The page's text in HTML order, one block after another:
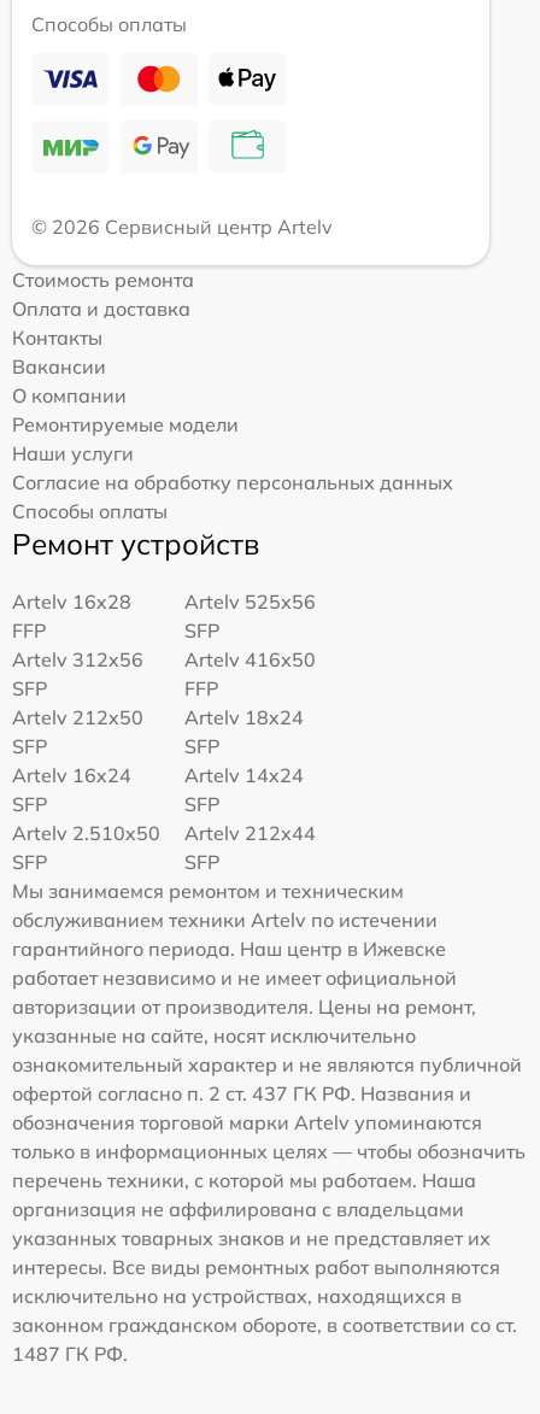
Способы оплаты
© 2026 Сервисный центр Artelv
Стоимость ремонта
Оплата и доставка
Контакты
Вакансии
О компании
Ремонтируемые модели
Наши услуги
Согласие на обработку персональных данных
Способы оплаты
Ремонт устройств
Artelv 16x28
FFP
Artelv 525x56
SFP
Artelv 312x56
SFP
Artelv 416x50
FFP
Artelv 212x50
SFP
Artelv 18x24
SFP
Artelv 16x24
SFP
Artelv 14x24
SFP
Artelv 2.510x50
SFP
Artelv 212x44
SFP
Мы занимаемся ремонтом и техническим
обслуживанием техники Artelv по истечении
гарантийного периода. Наш центр в Ижевске
работает независимо и не имеет официальной
авторизации от производителя. Цены на ремонт,
указанные на сайте, носят исключительно
ознакомительный характер и не являются публичной
офертой согласно п. 2 ст. 437 ГК РФ. Названия и
обозначения торговой марки Artelv упоминаются
только в информационных целях — чтобы обозначить
перечень техники, с которой мы работаем. Наша
организация не аффилирована с владельцами
указанных товарных знаков и не представляет их
интересы. Все виды ремонтных работ выполняются
исключительно на устройствах, находящихся в
законном гражданском обороте, в соответствии со ст.
1487 ГК РФ.